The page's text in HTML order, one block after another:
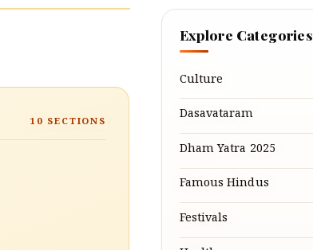
10 SECTIONS
Explore Categories
Culture
Dasavataram
Dham Yatra 2025
Famous Hindus
Festivals